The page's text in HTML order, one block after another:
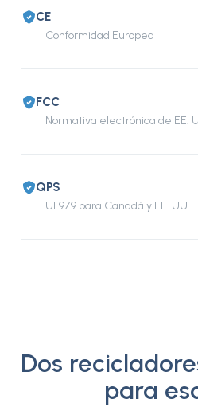
CE
Conformidad Europea
FCC
Normativa electrónica de EE.
QPS
UL979 para Canadá y EE. UU.
Dos
para